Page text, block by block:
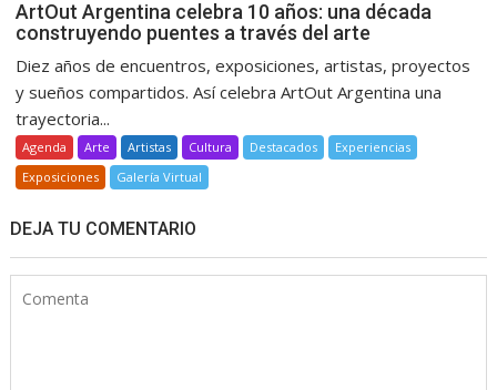
ArtOut Argentina celebra 10 años: una década
construyendo puentes a través del arte
Diez años de encuentros, exposiciones, artistas, proyectos
y sueños compartidos. Así celebra ArtOut Argentina una
trayectoria...
Agenda Arte Artistas Cultura Destacados
Experiencias
Exposiciones
Galería Virtual
DEJA TU COMENTARIO